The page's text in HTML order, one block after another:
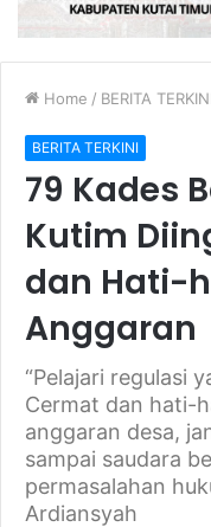
Home / BERITA
BERITA TERKINI
79 Kades
Kutim
dan Hati-
Anggaran
“Pelajari regulasi
Cermat dan hati-
anggaran desa,
sampai saudara
permasalahan
Ardiansyah